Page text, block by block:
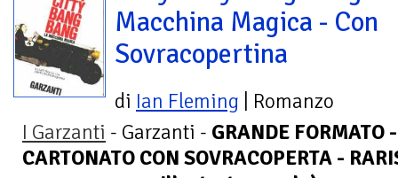
Macchina Magica - Con
Sovracopertina
di Ian Fleming | Romanzo
I Garzanti - Garzanti - GRANDE
CARTONATO CON SOVRACOPERTA -